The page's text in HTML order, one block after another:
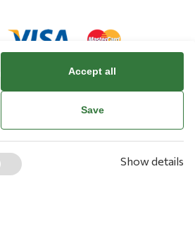
Accept all
Save
Show details